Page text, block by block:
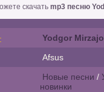
скачать mp3 песню
Yodgor
Afsus
Новые песни /
новинки